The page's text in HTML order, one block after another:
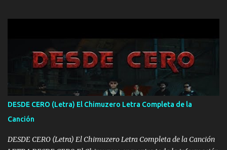
pa más pues hay charola les voy a dar hasta topar pues no hay de
otra Música Surcando bien mi camino voy por mi línea no veo a
los lados aquel que no corre vuela no se me duerm voy chicoteado
Ya pasé varias hazañas ya tienen rato que me agarran el colmillo
de este León los estatales no sé esperaron Al tiro esta la PrimiZa
también la nueve que cargo al lado doy la mano al que su amigo y
al traicionero damos pa abajo Y No me paran aquí hay pa más
pues hay charola les voy a dar hasta topar pues no hay de otra...
DESDE CERO (Letra) El Chimuzero Letra Completa de la
Canción
DESDE CERO (Letra) El Chimuzero Letra Completa de la Canción